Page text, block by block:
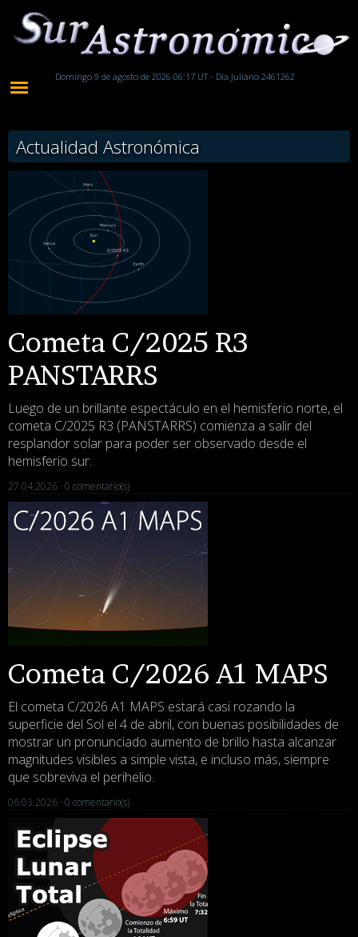
Domingo 9 de agosto de 2026 06:17 UT - Día Juliano 2461262
Actualidad Astronómica
Cometa C/2025 R3
PANSTARRS
Luego de un brillante espectáculo en el hemisferio norte, el
cometa C/2025 R3 (PANSTARRS) comienza a salir del
resplandor solar para poder ser observado desde el
hemisferio sur.
27.04.2026 · 0 comentario(s)
Cometa C/2026 A1 MAPS
El cometa C/2026 A1 MAPS estará casi rozando la
superficie del Sol el 4 de abril, con buenas posibilidades de
mostrar un pronunciado aumento de brillo hasta alcanzar
magnitudes visibles a simple vista, e incluso más, siempre
que sobreviva el perihelio.
06.03.2026 · 0 comentario(s)